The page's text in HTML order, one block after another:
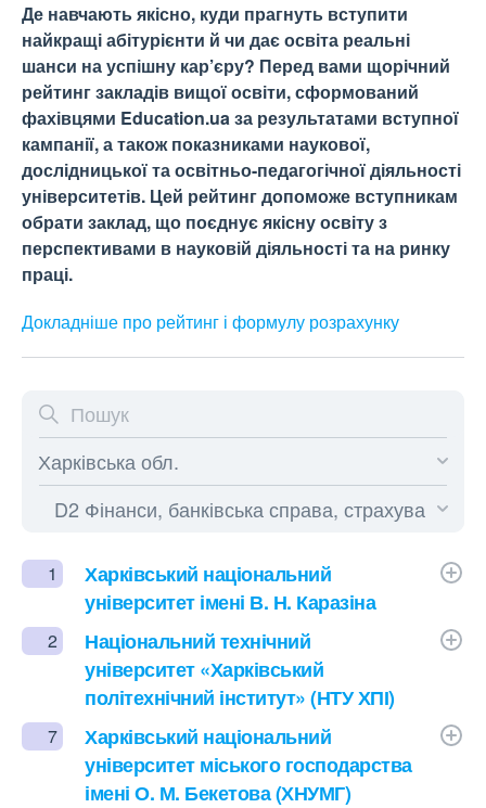
Де навчають якісно, куди прагнуть вступити
найкращі абітурієнти й чи дає освіта реальні
шанси на успішну кар’єру? Перед вами щорічний
рейтинг закладів вищої освіти, сформований
фахівцями Education.ua за результатами вступної
кампанії, а також показниками наукової,
дослідницької та освітньо-педагогічної діяльності
університетів. Цей рейтинг допоможе вступникам
обрати заклад, що поєднує якісну освіту з
перспективами в науковій діяльності та на ринку
праці.
Докладніше про рейтинг і формулу розрахунку
1
Харківський національний
університет імені В. Н. Каразіна
2
Національний технічний
університет «Харківський
політехнічний інститут» (НТУ ХПІ)
7
Харківський національний
університет міського господарства
імені О. М. Бекетова (ХНУМГ)